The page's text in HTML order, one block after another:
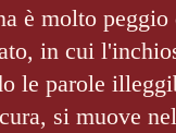
è molto
in cui
le parole
si muove